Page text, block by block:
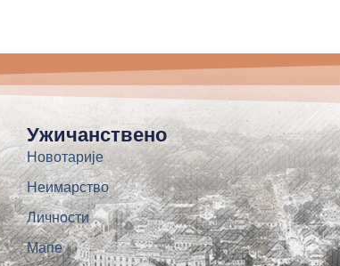
Ужичанствено
Новотарије
Неимарство
Личности
Мапе